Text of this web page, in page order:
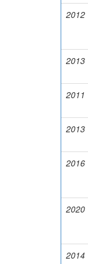
2012
2013
2011
2013
2016
2020
2014